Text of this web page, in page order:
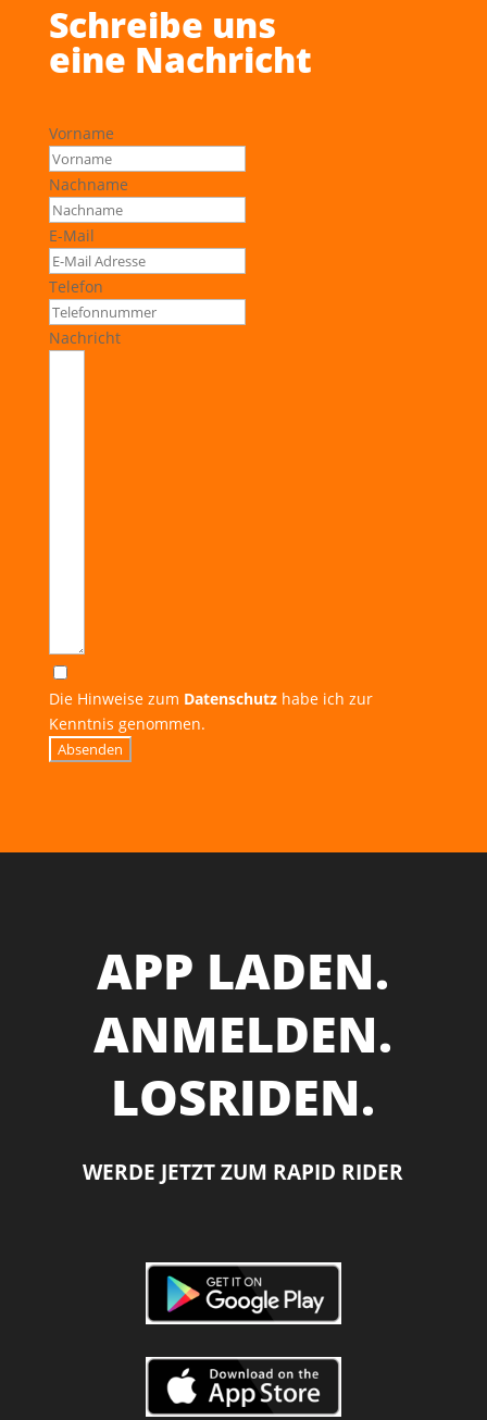
Schreibe uns
eine Nachricht
Vorname
Nachname
E-Mail
Telefon
Nachricht
Die Hinweise zum Datenschutz habe ich zur
Kenntnis genommen.
Absenden
APP LADEN.
ANMELDEN.
LOSRIDEN.
WERDE JETZT ZUM RAPID RIDER